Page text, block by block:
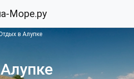
Море.ру
в Алупке